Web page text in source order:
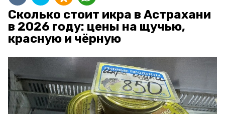
Сколько стоит икра в Астрахани
в 2026 году: цены на щучью,
красную и чёрную